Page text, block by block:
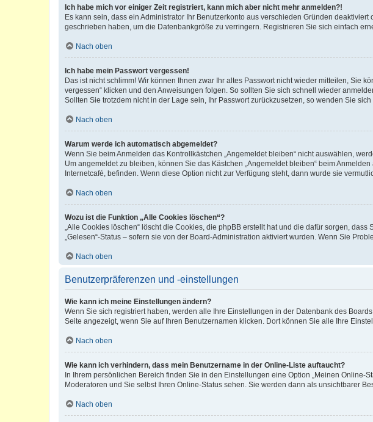
Ich habe mich vor einiger Zeit registriert, kann mich aber nicht mehr anmelden?!
Es kann sein, dass ein Administrator Ihr Benutzerkonto aus verschieden Gründen
geschrieben haben, um die Datenbankgröße zu verringern. Registrieren Sie sich einfach
Nach oben
Ich habe mein Passwort vergessen!
Das ist nicht schlimm! Wir können Ihnen zwar Ihr altes Passwort nicht wieder mitteilen, Sie
vergessen“ klicken und den Anweisungen folgen. So sollten Sie sich schnell wieder
Sollten Sie trotzdem nicht in der Lage sein, Ihr Passwort zurückzusetzen, so wenden Sie
Nach oben
Warum werde ich automatisch abgemeldet?
Wenn Sie beim Anmelden das Kontrollkästchen „Angemeldet bleiben“ nicht auswählen,
Um angemeldet zu bleiben, können Sie das Kästchen „Angemeldet bleiben“ beim
Internetcafé, befinden. Wenn diese Option nicht zur Verfügung steht, dann wurde sie
Nach oben
Wozu ist die Funktion „Alle Cookies löschen“?
„Alle Cookies löschen“ löscht die Cookies, die phpBB erstellt hat und die dafür sorgen,
„Gelesen“-Status – sofern sie von der Board-Administration aktiviert wurden. Wenn Sie
Nach oben
Benutzerpräferenzen und -einstellungen
Wie kann ich meine Einstellungen ändern?
Wenn Sie sich registriert haben, werden alle Ihre Einstellungen in der Datenbank des
Seite angezeigt, wenn Sie auf Ihren Benutzernamen klicken. Dort können Sie alle Ihre
Nach oben
Wie kann ich verhindern, dass mein Benutzername in der Online-Liste auftaucht?
In Ihrem persönlichen Bereich finden Sie in den Einstellungen eine Option „Meinen
Moderatoren und Sie selbst Ihren Online-Status sehen. Sie werden dann als unsichtbarer
Nach oben